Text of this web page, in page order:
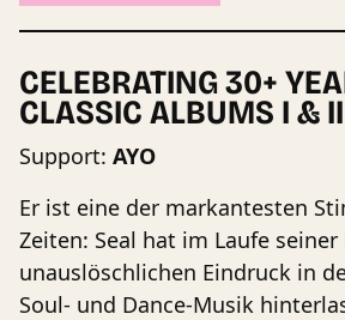
CELEBRATING 30+
CLASSIC ALBUMS I & II
Support: AYO
Er ist eine der markantesten
Zeiten: Seal hat im Laufe
unauslöschlichen Eindruck in
Soul- und Dance-Musik